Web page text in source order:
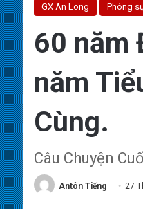
GX An Long Phóng
60 năm
năm
Cùng.
Câu Chuyện
Antôn Tiếng 27